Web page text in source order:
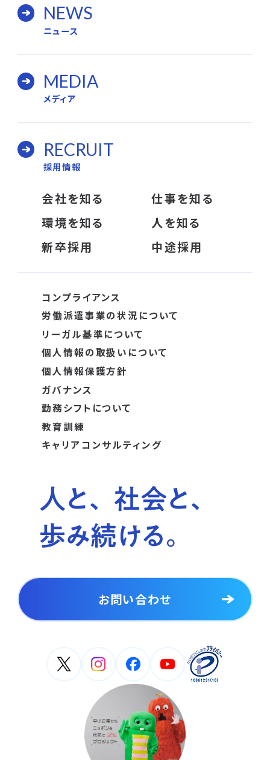
NEWS
ニュース
MEDIA
メディア
RECRUIT
採用情報
会社を知る
仕事を知る
環境を知る
人を知る
新卒採用
中途採用
コンプライアンス
労働派遣事業の状況について
リーガル基準について
個人情報の取扱いについて
個人情報保護方針
ガバナンス
勤務シフトについて
教育訓練
キャリアコンサルティング
お問い合わせ